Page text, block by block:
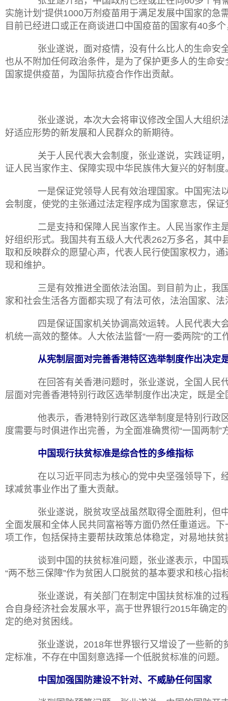
实施计划”提供1000万剂疫苗用于满足发展中国家的
目前已经进口或正在商谈进口中国疫苗的国家有40多
张业遂说，面对疫情，没有什么比人的生命安
也从不附加任何政治条件，是为了保护更多人的生命
国家提供疫苗，为国际抗疫合作作出贡献。
张业遂说，本次大会将审议修改全国人大组织
好适应形势的新发展和人民群众的新期待。
关于人民代表大会制度，张业遂说，实践证明
证人民当家作主、保障实现中华民族伟大复兴的好制度
一是保证党领导人民有效治理国家。中国宪法
会制度，使党的主张通过法定程序成为国家意志，保
二是支持和保障人民当家作主。人民当家作主
好组织形式。我国共有五级人大代表262万多名，其中
取和反映群众的愿望心声，代表人民行使国家权力，
现和维护。
三是有效推进全面依法治国。到目前为止，我
家和社会生活各方面都实现了有法可依，法治国家、
四是保证国家机关协调高效运转。人民代表大
机统一高效的整体。人大依法监督“一府一委两院”的
从宪制层面对完善香港特区选举制度作出决定
在回答有关香港问题时，张业遂说，全国人民
层面对完善香港特别行政区选举制度作出决定，既是
他表示，香港特别行政区选举制度是特别行政
度需要与时俱进作出完善，为全面准确贯彻“一国两制”
中国现行扶贫标准是综合性的多维指标
在以习近平同志为核心的党中央坚强领导下，
球减贫事业作出了重大贡献。
张业遂说，脱贫攻坚战虽然取得全面胜利，但
全面发展和全体人民共同富裕等方面仍然任重道远。
项工作，包括保持主要帮扶政策总体稳定，对易地扶
谈到中国的扶贫标准问题，张业遂表示，中国
“两不愁三保障”作为贫困人口脱贫的基本要求和核心
张业遂说，有关部门在制定中国扶贫标准的过
合自身经济社会发展水平，高于世界银行2015年确定
定的绝对贫困线。
张业遂说， 2018年世界银行又增设了一些新
定标准，不存在中国刻意选择一个低脱贫标准的问题。
中国加强国防建设不针对、不威胁任何国家